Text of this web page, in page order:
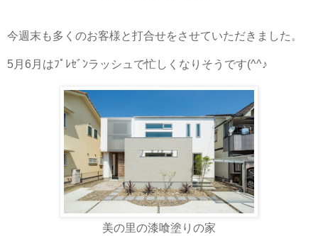
今週末も多くのお客様と打合せをさせていただきました。
5月6月はﾌﾟﾚｾﾞﾝラッシュで忙しくなりそうです(^^♪
美の里の漆喰塗りの家